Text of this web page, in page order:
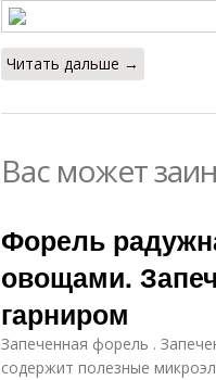
Читать дальше →
Вас может
Форель
овощами.
гарниром
Запеченная форель .
содержит полезные